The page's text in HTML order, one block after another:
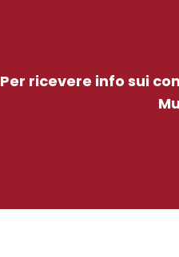
Per ricevere info sui